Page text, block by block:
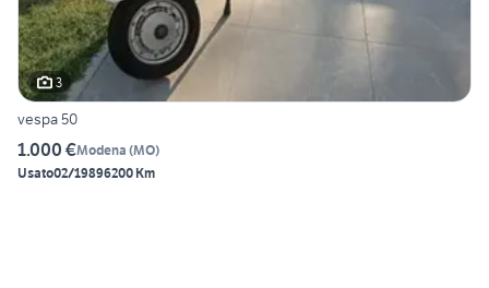
3
vespa 50
1.000 €Modena (MO)
Usato02/19896200 Km